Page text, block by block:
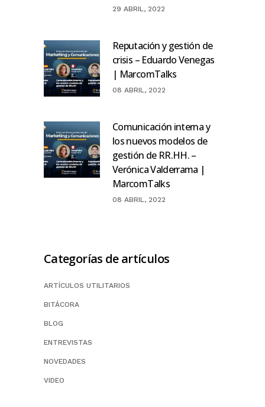
29 ABRIL, 2022
Reputación y gestión de
crisis – Eduardo Venegas
| MarcomTalks
08 ABRIL, 2022
Comunicación interna y
los nuevos modelos de
gestión de RR.HH. –
Verónica Valderrama |
MarcomTalks
08 ABRIL, 2022
Categorías de artículos
ARTÍCULOS UTILITARIOS
BITÁCORA
BLOG
ENTREVISTAS
NOVEDADES
VIDEO